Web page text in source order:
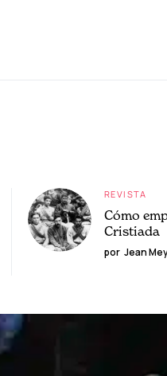
REVISTA
Cómo
Cristiada
por Jean